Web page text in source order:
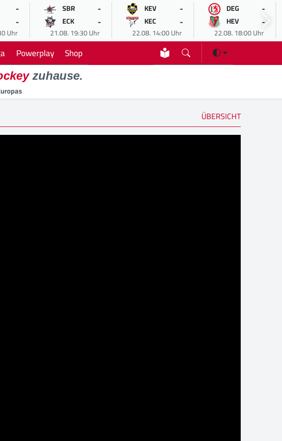
-
-
Uhr
SBR -
ECK -
21.08. 19:30 Uhr
KEV -
KEC -
22.08. 14:00 Uhr
DEG -
HEV -
22.08. 18:00 Uhr
Powerplay Shop
zuhause.
ÜBERSICHT